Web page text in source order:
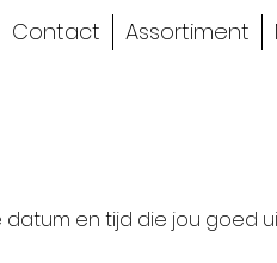
Contact Assortiment
datum en tijd die jou goed